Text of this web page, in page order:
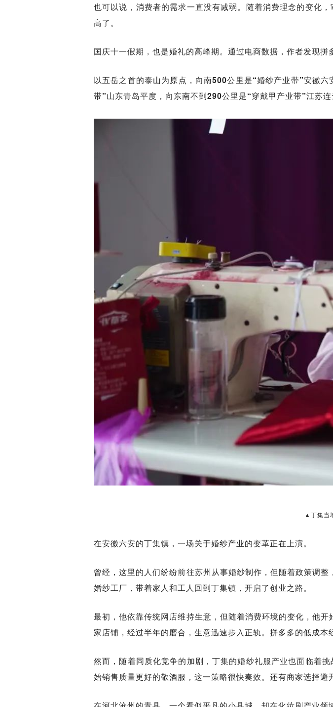
也可以说，消费者的需求一直没有减弱。随着消费理念的变化
高了。
国庆十一假期，也是婚礼的高峰期。通过电商数据，作者发现拼
以五岳之首的泰山为原点，向南500公里是“婚纱产业带”安徽
带”山东青岛平度，向东南不到290公里是“穿戴甲产业带”江苏连
▲丁集当
在安徽六安的丁集镇，一场关于婚纱产业的变革正在上演。
曾经，这里的人们纷纷前往苏州从事婚纱制作，但随着政策调
婚纱工厂，带着家人和工人回到丁集镇，开启了创业之路。
最初，他依靠传统网店维持生意，但随着消费环境的变化，他
家店铺，经过半年的磨合，生意迅速步入正轨。拼多多的低成本
然而，随着同质化竞争的加剧，丁集的婚纱礼服产业也面临着
始销售质量更好的敬酒服，这一策略很快奏效。还有商家选择